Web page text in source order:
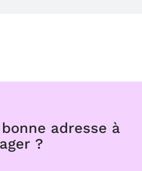
adresse à
?